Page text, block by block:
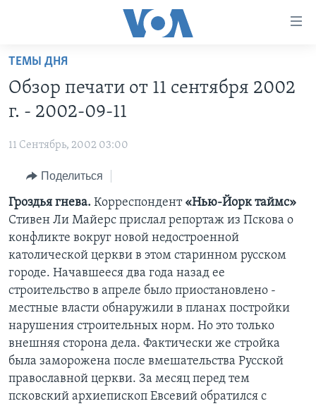
Перейти
основной
контент
навигации
Перейти
поиск
ГЛАВНОЕ
ПРОГРАММЫ
НОВОСТИ ЗА МИНУТУ
ИТОГИ
ПОЧЕМУ ЭТО ВАЖНО?
ДИСКУССИЯ VOA
ДЕТАЛИ
НЬЮ-ЙОРК NEW YORK
АМЕРИКА. БОЛЬШОЕ ПУТЕШЕСТВИЕ
УЧИМ АНГЛИЙСКИЙ
НАША АМЕРИКАНСКАЯ ИСТОРИЯ
А КАК В АМЕРИКЕ?
АМЕРИКАНСКИЕ ГОРОДКИ
ТЕСТЫ
ЭКСПЕРТИЗА
ИНТЕРВЬЮ
ФАКТЫ ПРОТИВ ФЕЙКОВ
ЗА СВОБОДУ ПРЕССЫ
УЧИМ АНГЛИЙСКИЙ
ВИДЕО
ПОДПИСКА НА НОВОСТИ
Learning English
СОЦИАЛЬНЫЕ СЕТИ
ТЕМЫ ДНЯ
Обзор печати от 11 сентября 2002
г. - 2002-09-11
11 Сентябрь, 2002 03:00
Поделиться
Гроздья гнева. Корреспондент «Нью-Йорк таймс»
Стивен Ли Майерс прислал репортаж из Пскова о
конфликте вокруг новой недостроенной
католической церкви в этом старинном русском
городе. Начавшееся два года назад ее
строительство в апреле было приостановлено -
местные власти обнаружили в планах постройки
нарушения строительных норм. Но это только
внешняя сторона дела. Фактически же стройка
была заморожена после вмешательства Русской
православной церкви. За месяц перед тем
псковский архиепископ Евсевий обратился с